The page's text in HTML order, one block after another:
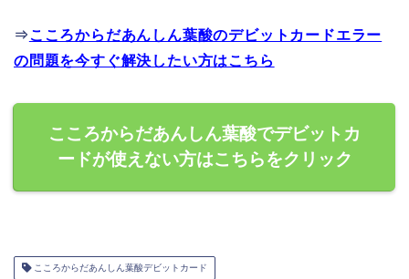
⇒ こころからだあんしん葉酸のデビットカードエラー
の問題を今すぐ解決したい方はこちら
こころからだあんしん葉酸でデビットカ
ードが使えない方はこちらをクリック
こころからだあんしん葉酸デビットカード